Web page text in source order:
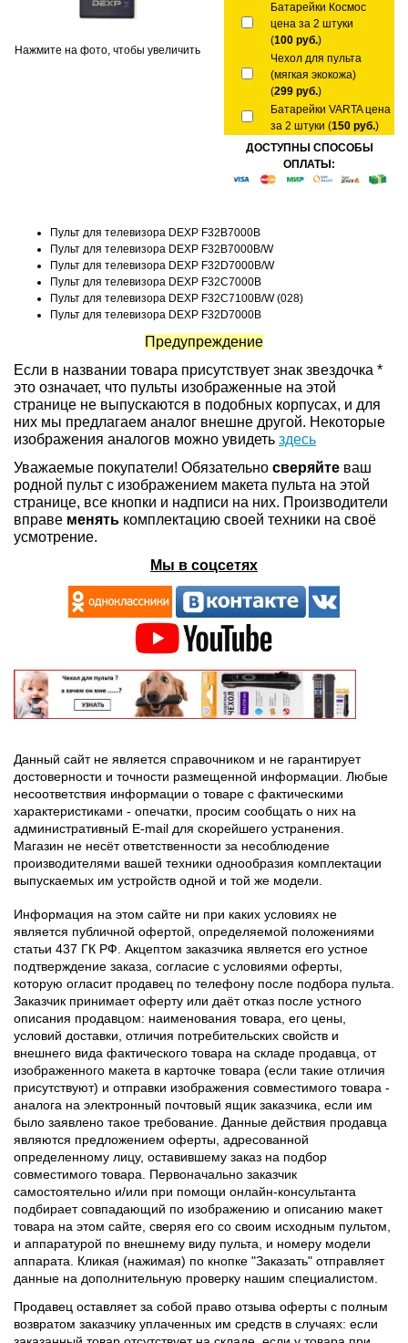
Нажмите на фото, чтобы увеличить
Батарейки Космос
цена за 2 штуки
(100 руб.)
Чехол для пульта
(мягкая экокожа)
(299 руб.)
Батарейки VARTA цена
за 2 штуки (150 руб.)
ДОСТУПНЫ СПОСОБЫ
ОПЛАТЫ:
Пульт для телевизора DEXP F32B7000B
Пульт для телевизора DEXP F32B7000B/W
Пульт для телевизора DEXP F32D7000B/W
Пульт для телевизора DEXP F32C7000B
Пульт для телевизора DEXP F32C7100B/W (028)
Пульт для телевизора DEXP F32D7000B
Предупреждение
Если в названии товара присутствует знак звездочка *
это означает, что пульты изображенные на этой
странице не выпускаются в подобных корпусах, и для
них мы предлагаем аналог внешне другой. Некоторые
изображения аналогов можно увидеть здесь
Уважаемые покупатели! Обязательно сверяйте ваш
родной пульт с изображением макета пульта на этой
странице, все кнопки и надписи на них. Производители
вправе менять комплектацию своей техники на своё
усмотрение.
Мы в соцсетях
Данный сайт не является справочником и не гарантирует
достоверности и точности размещенной информации. Любые
несоответствия информации о товаре с фактическими
характеристиками - опечатки, просим сообщать о них на
административный E-mail для скорейшего устранения.
Магазин не несёт ответственности за несоблюдение
производителями вашей техники однообразия комплектации
выпускаемых им устройств одной и той же модели.
Информация на этом сайте ни при каких условиях не
является публичной офертой, определяемой положениями
статьи 437 ГК РФ. Акцептом заказчика является его устное
подтверждение заказа, согласие с условиями оферты,
которую огласит продавец по телефону после подбора пульта.
Заказчик принимает оферту или даёт отказ после устного
описания продавцом: наименования товара, его цены,
условий доставки, отличия потребительских свойств и
внешнего вида фактического товара на складе продавца, от
изображенного макета в карточке товара (если такие отличия
присутствуют) и отправки изображения совместимого товара -
аналога на электронный почтовый ящик заказчика, если им
было заявлено такое требование. Данные действия продавца
являются предложением оферты, адресованной
определенному лицу, оставившему заказ на подбор
совместимого товара. Первоначально заказчик
самостоятельно и/или при помощи онлайн-консультанта
подбирает совпадающий по изображению и описанию макет
товара на этом сайте, сверяя его со своим исходным пультом,
и аппаратурой по внешнему виду пульта, и номеру модели
аппарата. Кликая (нажимая) по кнопке "Заказать" отправляет
данные на дополнительную проверку нашим специалистом.
Продавец оставляет за собой право отзыва оферты с полным
возвратом заказчику уплаченных им средств в случаях: если